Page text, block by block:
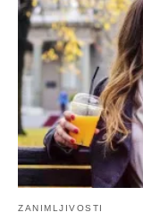
ZANIMLJIVOSTI